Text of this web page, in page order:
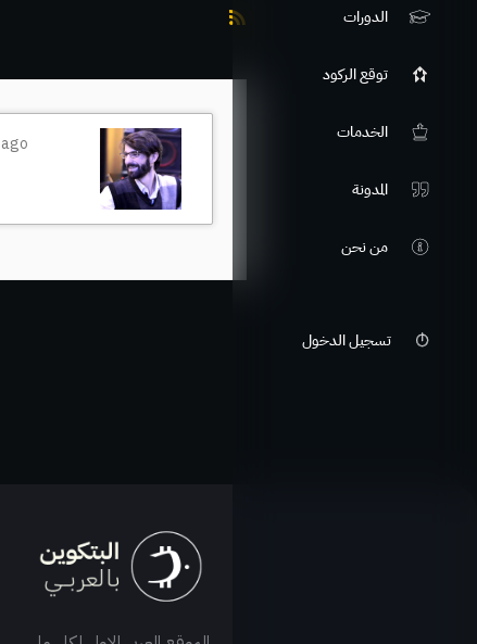
الدورات
توقع الركود
الخدمات
المدونة
من نحن
تسجيل الدخول